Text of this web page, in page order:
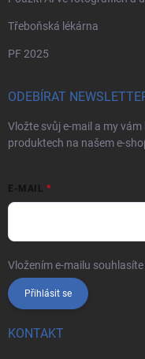
Třeboňská lékárna
PF 2025
ODEBÍRAT
Vložte svůj e-mail a my
produktech na našem e-
E-MAIL
Vložením e-mailu souhlasíte
Přihlásit se
KONTAKT